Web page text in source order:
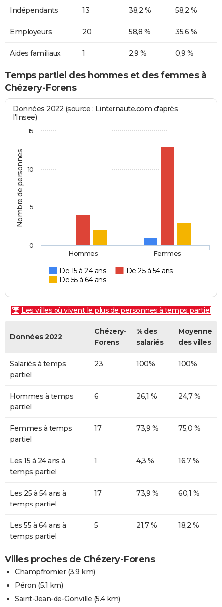
Indépendants 13 38,2 % 58,2 %
Employeurs 20 58,8 % 35,6 %
Aides familiaux 1 2,9 % 0,9 %
Temps partiel des hommes et des femmes à
Chézery-Forens
Nombre de personnes
Données 2022 (source : Linternaute.com d'après
l'Insee)
De 15 à 24 ans
De 25 à 54 ans
De 55 à 64 ans
Hommes Femmes
0
5
10
15
Les villes où vivent le plus de personnes à temps partiel
Données 2022
Chézery-
Forens
% des
salariés
Moyenne
des villes
Salariés à temps
partiel
23 100% 100%
Hommes à temps
partiel
6 26,1 % 24,7 %
Femmes à temps
partiel
17 73,9 % 75,0 %
Les 15 à 24 ans à
temps partiel
1 4,3 % 16,7 %
Les 25 à 54 ans à
temps partiel
17 73,9 % 60,1 %
Les 55 à 64 ans à
temps partiel
5 21,7 % 18,2 %
Villes proches de Chézery-Forens
Champfromier(3.9 km)
Péron (5.1 km)
Saint-Jean-de-Gonville (5.4 km)